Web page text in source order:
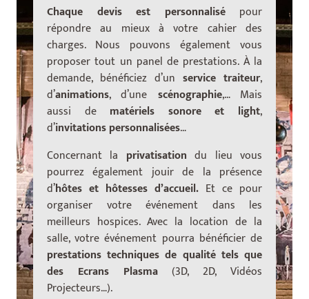
Chaque devis est personnalisé pour
répondre au mieux à votre cahier des
charges. Nous pouvons également vous
proposer tout un panel de prestations. À la
demande, bénéficiez d’un service traiteur,
d’animations, d’une scénographie,… Mais
aussi de matériels sonore et light,
d’invitations personnalisées…
Concernant la privatisationdu lieu vous
pourrez également jouir de la présence
d’hôtes et hôtesses d’accueil. Et ce pour
organiser votre événement dans les
meilleurs hospices. Avec la location de la
salle, votre événement pourra bénéficier de
prestations techniques de qualité tels que
des Ecrans Plasma(3D, 2D, Vidéos
Projecteurs…).